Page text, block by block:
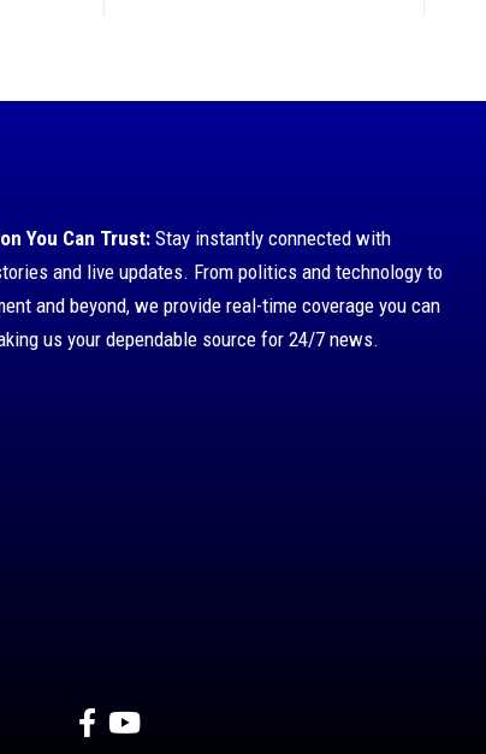
You Can Trust: Stay instantly connected with
and live updates. From politics and technology to
and beyond, we provide real-time coverage you can
us your dependable source for 24/7 news.